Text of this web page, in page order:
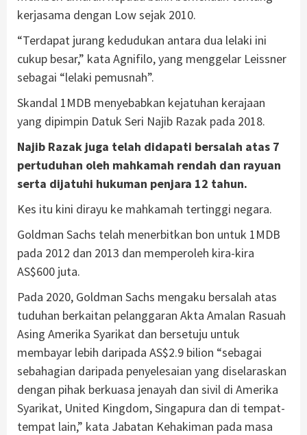
kerjasama dengan Low sejak 2010.
“Terdapat jurang kedudukan antara dua lelaki ini
cukup besar,” kata Agnifilo, yang menggelar Leissner
sebagai “lelaki pemusnah”.
Skandal 1MDB menyebabkan kejatuhan kerajaan
yang dipimpin Datuk Seri Najib Razak pada 2018.
Najib Razak juga telah didapati bersalah atas 7
pertuduhan oleh mahkamah rendah dan rayuan
serta dijatuhi hukuman penjara 12 tahun.
Kes itu kini dirayu ke mahkamah tertinggi negara.
Goldman Sachs telah menerbitkan bon untuk 1MDB
pada 2012 dan 2013 dan memperoleh kira-kira
AS$600 juta.
Pada 2020, Goldman Sachs mengaku bersalah atas
tuduhan berkaitan pelanggaran Akta Amalan Rasuah
Asing Amerika Syarikat dan bersetuju untuk
membayar lebih daripada AS$2.9 bilion “sebagai
sebahagian daripada penyelesaian yang diselaraskan
dengan pihak berkuasa jenayah dan sivil di Amerika
Syarikat, United Kingdom, Singapura dan di tempat-
tempat lain,” kata Jabatan Kehakiman pada masa